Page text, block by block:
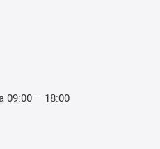
09:00 – 18:00